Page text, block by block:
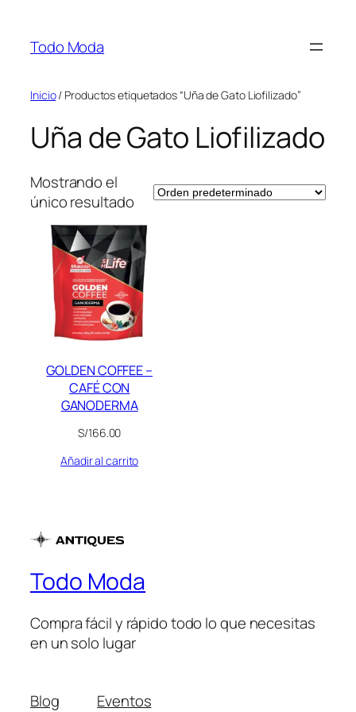
contenido
Todo Moda
Inicio/ Productos etiquetados “Uña de Gato Liofilizado”
Uña de Gato Liofilizado
Mostrando el
único resultado
GOLDEN COFFEE –
CAFÉ CON
GANODERMA
S/166.00
Añadir al carrito
Todo Moda
Compra fácil y rápido todo lo que necesitas
en un solo lugar
Blog
Eventos